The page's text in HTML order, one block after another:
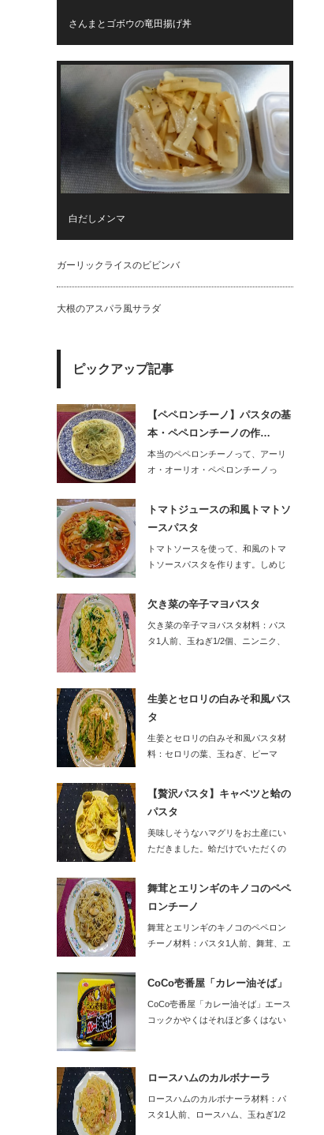
さんまとゴボウの竜田揚げ丼
白だしメンマ
ガーリックライスのビビンバ
大根のアスパラ風サラダ
ピックアップ記事
【ペペロンチーノ】パスタの基
本・ペペロンチーノの作…
本当のペペロンチーノって、アーリ
オ・オーリオ・ペペロンチーノっ
トマトジュースの和風トマトソ
ースパスタ
トマトソースを使って、和風のトマ
トソースパスタを作ります。しめじ
欠き菜の辛子マヨパスタ
欠き菜の辛子マヨパスタ材料：パス
タ1人前、玉ねぎ1/2個、ニンニク、
生姜とセロリの白みそ和風パス
タ
生姜とセロリの白みそ和風パスタ材
料：セロリの葉、玉ねぎ、ピーマ
【贅沢パスタ】キャベツと蛤の
パスタ
美味しそうなハマグリをお土産にい
ただきました。蛤だけでいただくの
舞茸とエリンギのキノコのペペ
ロンチーノ
舞茸とエリンギのキノコのペペロン
チーノ材料：パスタ1人前、舞茸、エ
CoCo壱番屋「カレー油そば」
CoCo壱番屋「カレー油そば」エース
コックかやくはそれほど多くはない
ロースハムのカルボナーラ
ロースハムのカルボナーラ材料：パ
スタ1人前、ロースハム、玉ねぎ1/2